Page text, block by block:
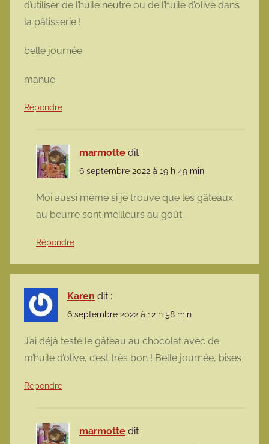
d’utiliser de l’huile neutre ou de l’huile d’olive dans
la pâtisserie !
belle journée
manue
Répondre
marmotte dit :
6 septembre 2022 à 19 h 49 min
Moi aussi même si je trouve que les gâteaux
au beurre sont meilleurs au goût.
Répondre
Karen dit :
6 septembre 2022 à 12 h 58 min
J’ai déjà testé le gâteau au chocolat avec de
m’huile d’olive, c’est très bon ! Belle journée, bises
Répondre
marmotte dit :